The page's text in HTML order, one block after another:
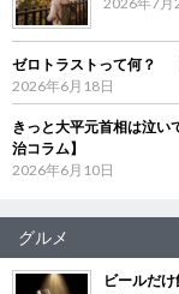
ゼロトラストって何？
2026年6月18日
きっと大平元首相は泣
治コラム】
2026年6月10日
グルメ
ビールだ